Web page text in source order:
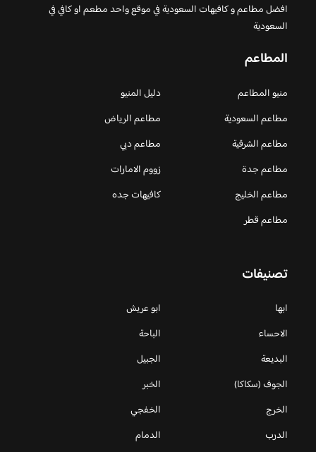
افضل مطاعم و كافيهات السعودية في موقع واحد مطعم او كافي في
السعودية
المطاعم
منيو المطاعم
دليل المنيو
مطاعم السعودية
مطاعم الرياض
مطاعم الشرقية
مطاعم دبي
مطاعم جدة
زووم الامارات
مطاعم الخليج
كافيهات جده
مطاعم قطر
تصنيفات
ابها
ابو عريش
الاحساء
الباحة
البديعة
الجبيل
الجوف (سكاكا)
الخبر
الخرج
الخفجي
الدرب
الدمام